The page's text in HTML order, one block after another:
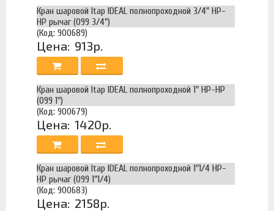
Кран шаровой Itap IDEAL полнопроходной 3/4" НР-
НР рычаг (099 3/4")
(Код: 900689)
Цена: 913р.
Кран шаровой Itap IDEAL полнопроходной 1" НР-НР
(099 1")
(Код: 900679)
Цена: 1420р.
Кран шаровой Itap IDEAL полнопроходной 1"1/4 НР-
НР рычаг (099 1"1/4)
(Код: 900683)
Цена: 2158р.